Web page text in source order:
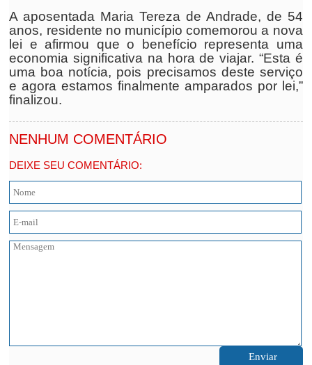
A aposentada Maria Tereza de Andrade, de 54
anos, residente no município comemorou a nova
lei e afirmou que o benefício representa uma
economia significativa na hora de viajar. “Esta é
uma boa notícia, pois precisamos deste serviço
e agora estamos finalmente amparados por lei,”
finalizou.
NENHUM COMENTÁRIO
DEIXE SEU COMENTÁRIO: